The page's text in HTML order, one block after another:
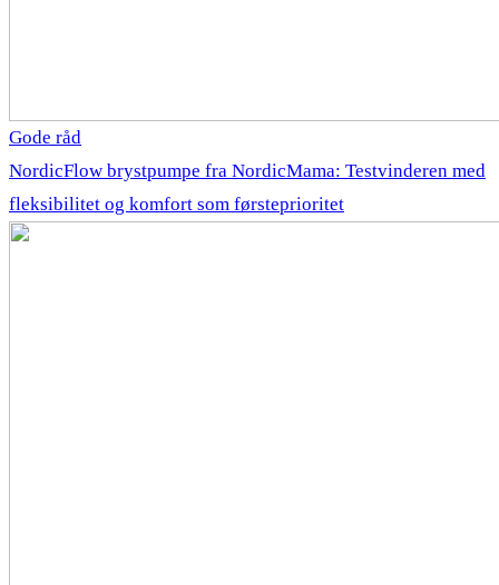
Gode råd
NordicFlow brystpumpe fra NordicMama: Testvinderen med
fleksibilitet og komfort som førsteprioritet